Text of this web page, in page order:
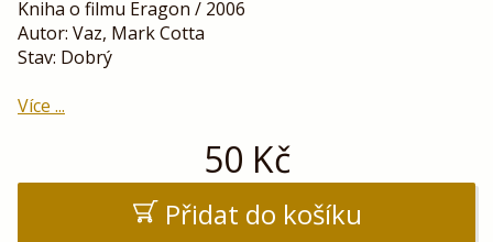
Kniha o filmu Eragon / 2006
Autor: Vaz, Mark Cotta
Stav: Dobrý
Více ...
50 Kč
Přidat do košíku